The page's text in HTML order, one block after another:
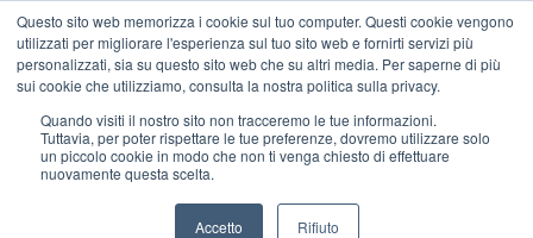
Questo sito web memorizza i cookie sul tuo computer. Questi cookie vengono
utilizzati per migliorare l'esperienza sul tuo sito web e fornirti servizi più
personalizzati, sia su questo sito web che su altri media. Per saperne di più
sui cookie che utilizziamo, consulta la nostra politica sulla privacy.
Quando visiti il ​​nostro sito non tracceremo le tue informazioni.
Tuttavia, per poter rispettare le tue preferenze, dovremo utilizzare solo
un piccolo cookie in modo che non ti venga chiesto di effettuare
nuovamente questa scelta.
Accetto Rifiuto